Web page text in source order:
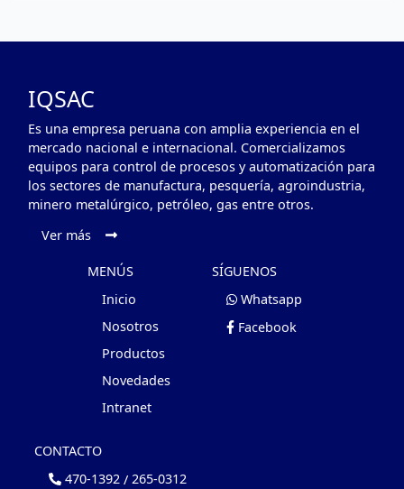
IQSAC
Es una empresa peruana con amplia experiencia en el
mercado nacional e internacional. Comercializamos
equipos para control de procesos y automatización para
los sectores de manufactura, pesquería, agroindustria,
minero metalúrgico, petróleo, gas entre otros.
Ver más
MENÚS
Inicio
Nosotros
Productos
Novedades
Intranet
SÍGUENOS
Whatsapp
Facebook
CONTACTO
470-1392 / 265-0312